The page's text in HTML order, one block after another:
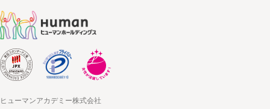
ヒューマンアカデミー株式会社